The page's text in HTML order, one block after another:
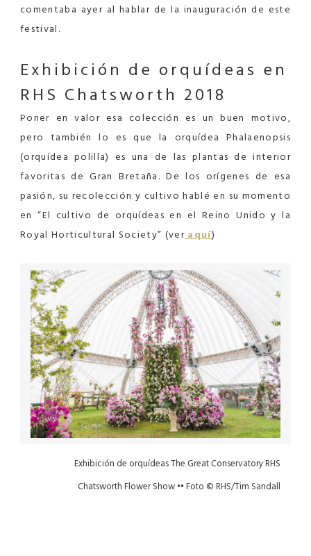
comentaba ayer al hablar de la inauguración de este
festival.
Exhibición de orquídeas en
RHS Chatsworth 2018
Poner en valor esa colección es un buen motivo,
pero también lo es que la orquídea Phalaenopsis
(orquídea polilla) es una de las plantas de interior
favoritas de Gran Bretaña. De los orígenes de esa
pasión, su recolección y cultivo hablé en su momento
en “El cultivo de orquídeas en el Reino Unido y la
Royal Horticultural Society” (veraquí)
Exhibición de orquídeas The Great Conservatory RHS
Chatsworth Flower Show •• Foto © RHS/Tim Sandall